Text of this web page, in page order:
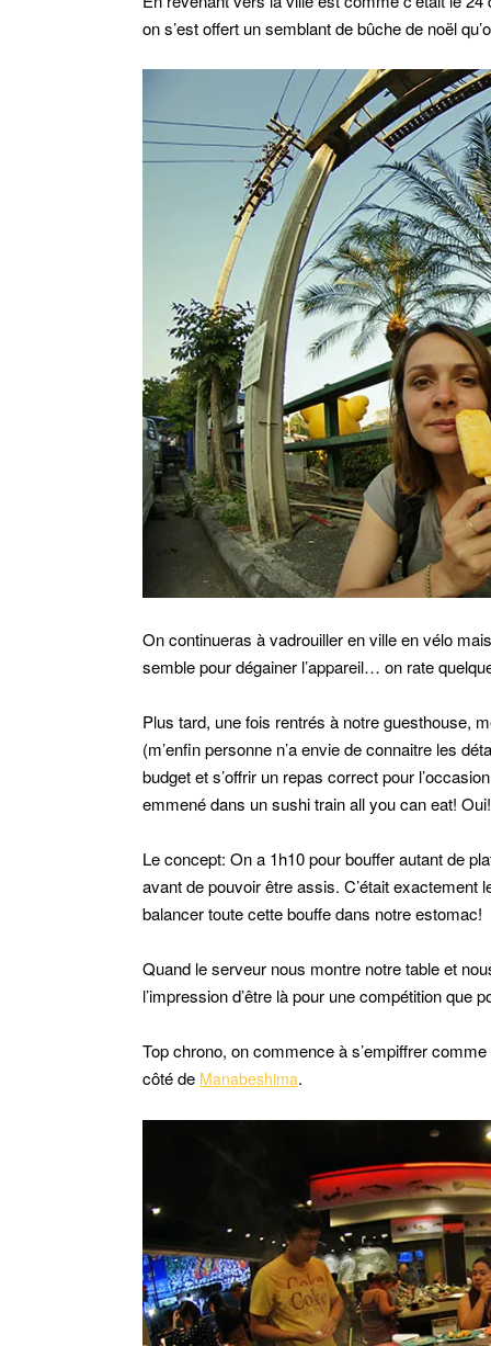
on s’est offert un semblant de bûche de noël
On continueras à vadrouiller en ville en vélo
semble pour dégainer l’appareil… on rate
Plus tard, une fois rentrés à notre guesthouse,
(m’enfin personne n’a envie de connaitre les
budget et s’offrir un repas correct pour
emmené dans un sushi train all you can eat!
Le concept: On a 1h10 pour bouffer autant de
avant de pouvoir être assis. C’était exactement
balancer toute cette bouffe dans notre estomac!
Quand le serveur nous montre notre table et
l’impression d’être là pour une compétition que
Top chrono, on commence à s’empiffrer
côté de Manabeshima.